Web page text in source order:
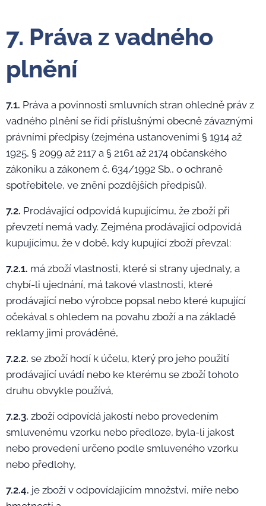
7. Práva z vadného
plnění
7.1. Práva a povinnosti smluvních stran ohledně práv z
vadného plnění se řídí příslušnými obecně závaznými
právními předpisy (zejména ustanoveními § 1914 až
1925, § 2099 až 2117 a § 2161 až 2174 občanského
zákoníku a zákonem č. 634/1992 Sb., o ochraně
spotřebitele, ve znění pozdějších předpisů).
7.2. Prodávající odpovídá kupujícímu, že zboží při
převzetí nemá vady. Zejména prodávající odpovídá
kupujícímu, že v době, kdy kupující zboží převzal:
7.2.1. má zboží vlastnosti, které si strany ujednaly, a
chybí-li ujednání, má takové vlastnosti, které
prodávající nebo výrobce popsal nebo které kupující
očekával s ohledem na povahu zboží a na základě
reklamy jimi prováděné,
7.2.2. se zboží hodí k účelu, který pro jeho použití
prodávající uvádí nebo ke kterému se zboží tohoto
druhu obvykle používá,
7.2.3. zboží odpovídá jakostí nebo provedením
smluvenému vzorku nebo předloze, byla-li jakost
nebo provedení určeno podle smluveného vzorku
nebo předlohy,
7.2.4. je zboží v odpovídajícím množství, míře nebo